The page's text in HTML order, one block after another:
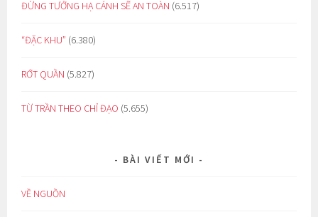
ĐỪNG TƯỞNG HẠ CÁNH SẼ AN TOÀN (6.517)
“ĐẶC KHU” (6.380)
RỚT QUẦN (5.827)
TỪ TRẦN THEO CHỈ ĐẠO (5.655)
BÀI VIẾT MỚI
VỀ NGUỒN